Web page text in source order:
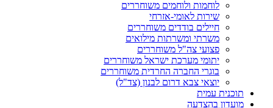
לוחמות ולוחמים משוחררים
שירות לאומי-אזרחי
חיילים בודדים משוחררים
משרתי ומשרתות מילואים
פצועי צה"ל משוחררים
יתומי מערכת ישראל משוחררים
בוגרי החברה החרדית משוחררים
יוצאי צבא דרום לבנון (צד"ל)
תוכנית עמית
מועדון בהצדעה